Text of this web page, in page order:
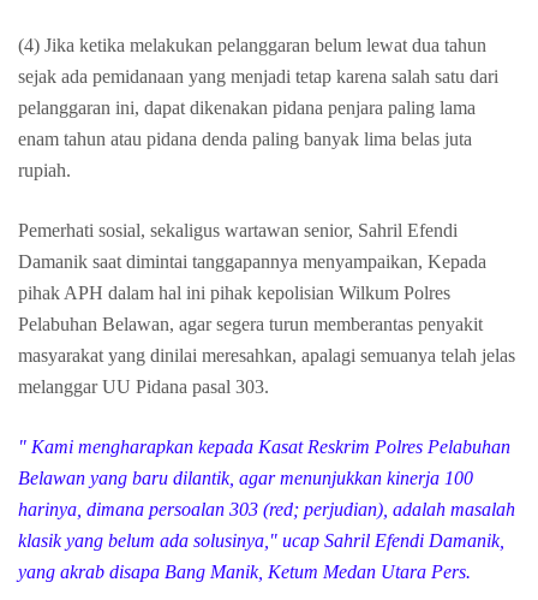
(4) Jika ketika melakukan pelanggaran belum lewat dua tahun
sejak ada pemidanaan yang menjadi tetap karena salah satu dari
pelanggaran ini, dapat dikenakan pidana penjara paling lama
enam tahun atau pidana denda paling banyak lima belas juta
rupiah.
Pemerhati sosial, sekaligus wartawan senior, Sahril Efendi
Damanik saat dimintai tanggapannya menyampaikan, Kepada
pihak APH dalam hal ini pihak kepolisian Wilkum Polres
Pelabuhan Belawan, agar segera turun memberantas penyakit
masyarakat yang dinilai meresahkan, apalagi semuanya telah jelas
melanggar UU Pidana pasal 303.
" Kami mengharapkan kepada Kasat Reskrim Polres Pelabuhan
Belawan yang baru dilantik, agar menunjukkan kinerja 100
harinya, dimana persoalan 303 (red; perjudian), adalah masalah
klasik yang belum ada solusinya," ucap Sahril Efendi Damanik,
yang akrab disapa Bang Manik, Ketum Medan Utara Pers.